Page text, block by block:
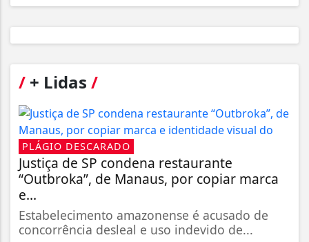
/ + Lidas /
PLÁGIO DESCARADO
Justiça de SP condena restaurante
“Outbroka”, de Manaus, por copiar marca
e...
Estabelecimento amazonense é acusado de
concorrência desleal e uso indevido de...